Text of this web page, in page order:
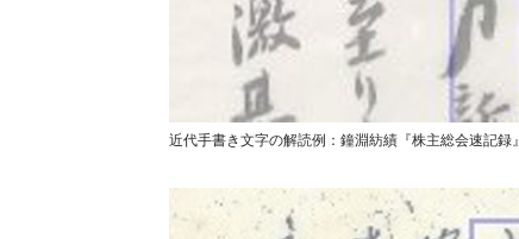
近代手書き文字の解読例：鐘淵紡績『株主総会速記録』